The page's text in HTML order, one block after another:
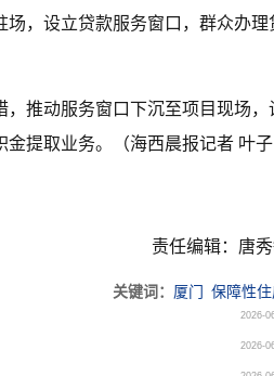
，设立贷款服务窗口，群众办理
推动服务窗口下沉至项目现场，
提取业务。（海西晨报记者 叶子
责任编辑：唐
关键词： 厦门
保障性住
2026-
2026-